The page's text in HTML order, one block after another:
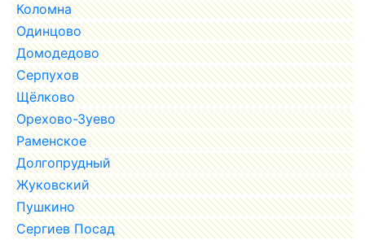
Коломна
Одинцово
Домодедово
Серпухов
Щёлково
Орехово-Зуево
Раменское
Долгопрудный
Жуковский
Пушкино
Сергиев Посад